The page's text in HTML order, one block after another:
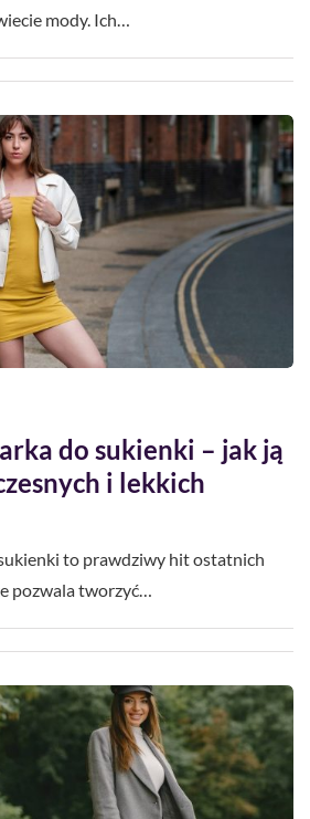
mody. Ich…
do sukienki – jak ją
i lekkich
to prawdziwy hit ostatnich
pozwala tworzyć…